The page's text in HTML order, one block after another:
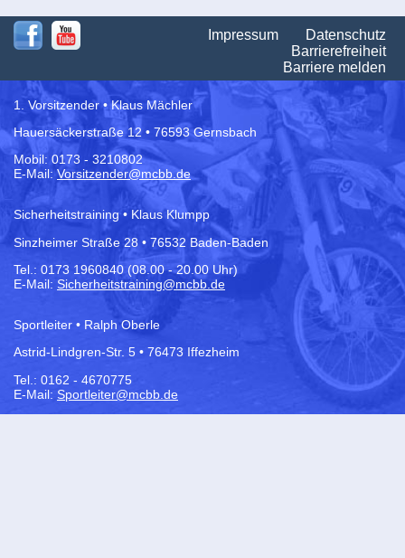
Impressum
Datenschutz
Barrierefreiheit
Barriere melden
1. Vorsitzender • Klaus Mächler
Hauersäckerstraße 12 • 76593 Gernsbach
Mobil: 0173 - 3210802
E-Mail:Vorsitzender@mcbb.de
Sicherheitstraining • Klaus Klumpp
Sinzheimer Straße 28 • 76532 Baden-Baden
Tel.: 0173 1960840 (08.00 - 20.00 Uhr)
E-Mail: Sicherheitstraining@mcbb.de
Sportleiter • Ralph Oberle
Astrid-Lindgren-Str. 5 • 76473 Iffezheim
Tel.: 0162 - 4670775
E-Mail: Sportleiter@mcbb.de